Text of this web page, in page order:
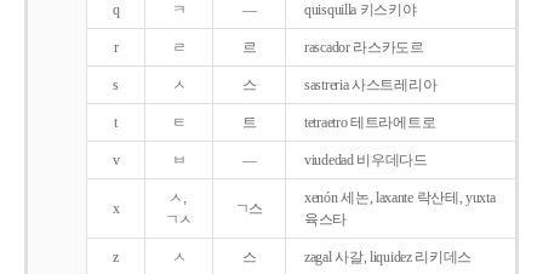
q ㅋ ― quisquilla 키스키야
r ㄹ 르 rascador 라스카도르
s ㅅ 스 sastreria 사스트레리아
t ㅌ 트 tetraetro 테트라에트로
v ㅂ ― viudedad 비우데다드
x
ㅅ,
ㄱㅅ
ㄱ스
xenón 세논, laxante 락산테, yuxta
육스타
z ㅅ 스 zagal 사갈, liquidez 리키데스